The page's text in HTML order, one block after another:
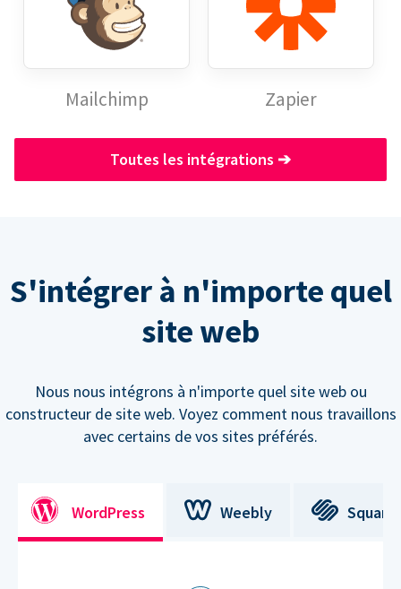
Mailchimp Zapier
Toutes les intégrations ➔
S'intégrer à n'importe quel
site web
Nous nous intégrons à n'importe quel site web ou
constructeur de site web. Voyez comment nous travaillons
avec certains de vos sites préférés.
WordPress Weebly